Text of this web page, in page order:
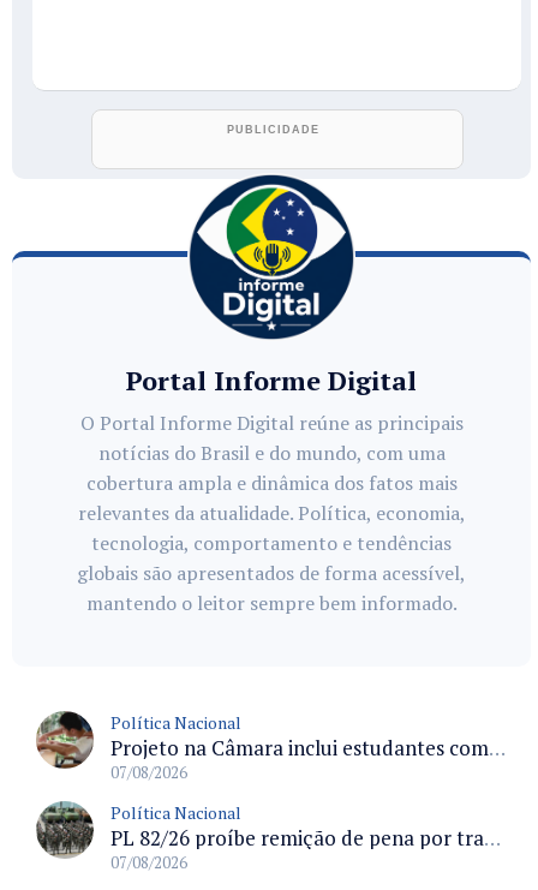
Portal Informe Digital
O Portal Informe Digital reúne as principais
notícias do Brasil e do mundo, com uma
cobertura ampla e dinâmica dos fatos mais
relevantes da atualidade. Política, economia,
tecnologia, comportamento e tendências
globais são apresentados de forma acessível,
mantendo o leitor sempre bem informado.
Política Nacional
Projeto na Câmara inclui estudantes com deficiência no regime escolar especial da LDB e estabelece critérios para frequência
07/08/2026
Política Nacional
PL 82/26 proíbe remição de pena por trabalho em funções militares para condenados por crimes contra o Estado Democrático de Direito
07/08/2026